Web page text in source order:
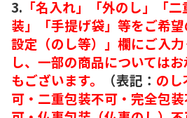
3. 「名入れ」「外のし」「
装」「手提げ袋」等をご希
設定（のし等）」欄にご入
し、一部の商品については
もございます。
（表記： のし
可・二重包装不可・完全包